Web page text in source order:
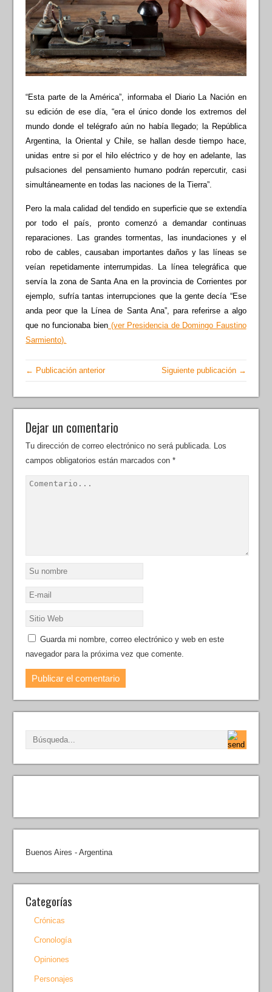
“Esta parte de la América”, informaba el Diario La Nación en
su edición de ese día, “era el único donde los extremos del
mundo donde el telégrafo aún no había llegado; la República
Argentina, la Oriental y Chile, se hallan desde tiempo hace,
unidas entre si por el hilo eléctrico y de hoy en adelante, las
pulsaciones del pensamiento humano podrán repercutir, casi
simultáneamente en todas las naciones de la Tierra”.
Pero la mala calidad del tendido en superficie que se extendía
por todo el país, pronto comenzó a demandar continuas
reparaciones. Las grandes tormentas, las inundaciones y el
robo de cables, causaban importantes daños y las líneas se
veían repetidamente interrumpidas. La línea telegráfica que
servía la zona de Santa Ana en la provincia de Corrientes por
ejemplo, sufría tantas interrupciones que la gente decía “Ese
anda peor que la Línea de Santa Ana”, para referirse a algo
que no funcionaba bien(ver Presidencia de Domingo Faustino
Sarmiento).
← Publicación anterior Siguiente publicación →
Dejar un comentario
Tu dirección de correo electrónico no será publicada. Los
campos obligatorios están marcados con*
Guarda mi nombre, correo electrónico y web en este
navegador para la próxima vez que comente.
Buenos Aires - Argentina
Categorías
Crónicas
Cronología
Opiniones
Personajes